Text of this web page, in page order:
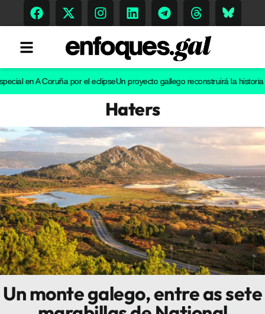
Memoria Histórica
Gastronomía
Escenarios
Sostenibilidad
Innova
en A Coruña por el eclipseUn proyecto gallego reconstruirá la historia
Haters
Un monte galego, entre as sete